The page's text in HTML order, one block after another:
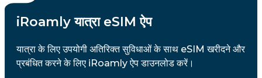
iRoamly यात्रा eSIM ऐप
यात्रा के लिए उपयोगी अतिरिक्त सुविधाओं के साथ eSIM खरीदने और
प्रबंधित करने के लिए iRoamly ऐप डाउनलोड करें।